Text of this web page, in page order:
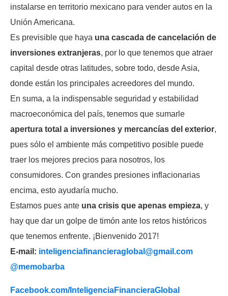
instalarse en territorio mexicano para vender autos en la
Unión Americana.
Es previsible que haya una cascada de cancelación de
inversiones extranjeras, por lo que tenemos que atraer
capital desde otras latitudes, sobre todo, desde Asia,
donde están los principales acreedores del mundo.
En suma, a la indispensable seguridad y estabilidad
macroeconómica del país, tenemos que sumarle
apertura total a inversiones y mercancías del exterior,
pues sólo el ambiente más competitivo posible puede
traer los mejores precios para nosotros, los
consumidores. Con grandes presiones inflacionarias
encima, esto ayudaría mucho.
Estamos pues ante una crisis que apenas empieza, y
hay que dar un golpe de timón ante los retos históricos
que tenemos enfrente. ¡Bienvenido 2017!
E-mail: inteligenciafinancieraglobal@gmail.com
@memobarba
Facebook.com/InteligenciaFinancieraGlobal